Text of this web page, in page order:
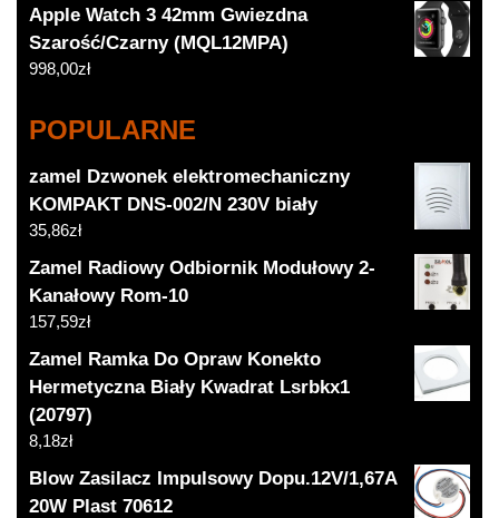
Apple Watch 3 42mm Gwiezdna
Szarość/Czarny (MQL12MPA)
998,00zł
POPULARNE
zamel Dzwonek elektromechaniczny
KOMPAKT DNS-002/N 230V biały
35,86zł
Zamel Radiowy Odbiornik Modułowy 2-
Kanałowy Rom-10
157,59zł
Zamel Ramka Do Opraw Konekto
Hermetyczna Biały Kwadrat Lsrbkx1
(20797)
8,18zł
Blow Zasilacz Impulsowy Dopu.12V/1,67A
20W Plast 70612